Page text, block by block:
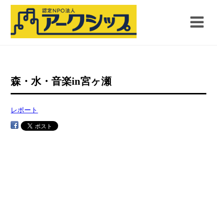
森・水・音楽in宮ヶ瀬
レポート